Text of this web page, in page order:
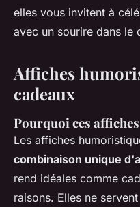
elles vous invitent à
avec un sourire dans le
Affiches
cadeaux
Pourquoi ces
Les affiches
combinaison unique
rend idéales comme
raisons. Elles ne